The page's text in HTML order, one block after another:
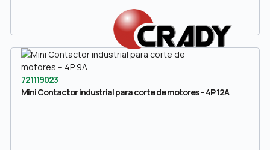
721119023
Mini Contactor industrial para corte de motores – 4P 12A